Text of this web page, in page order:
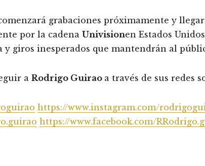
grabaciones próximamente y
por la cadena Univisionen Estados
y giros inesperados que mantendrán al
a Rodrigo Guirao a través de sus redes
https://www.instagram.com/
https://www.facebook.com/